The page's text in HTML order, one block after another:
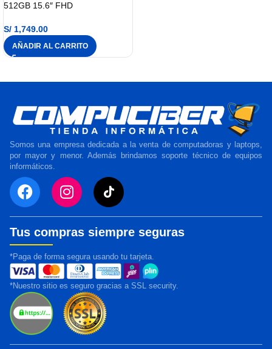
512GB 15.6″ FHD
S/ 1,749.00
AÑADIR AL CARRITO
Somos una empresa dedicada a la venta de computadoras y laptops,
por mayor y menor. Además brindamos soporte técnico de equipos
informáticos.
Tus compras siempre seguras
*Paga de forma segura usando tu tarjeta.
*Nuestro sitio es seguro gracias a SSL security.